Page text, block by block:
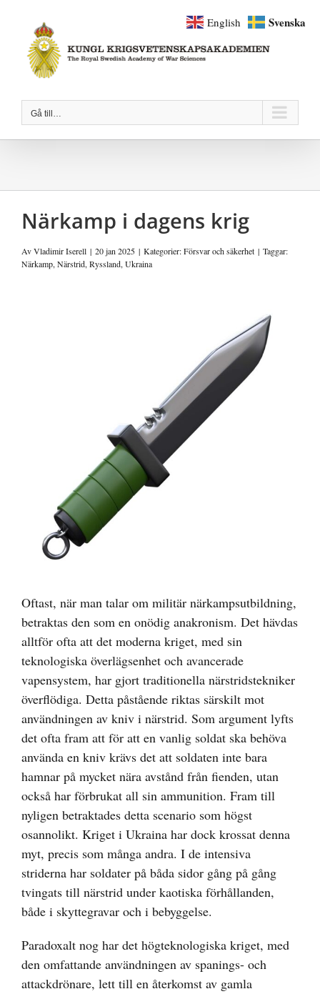
innehållet
Gå till…
Närkamp i dagens krig
AvVladimir Iserell | 20 jan 2025 | Kategorier:Försvar och säkerhet | Taggar:
Närkamp,Närstrid,Ryssland,Ukraina
Oftast, när man talar om militär närkampsutbildning,
betraktas den som en onödig anakronism. Det hävdas
alltför ofta att det moderna kriget, med sin
teknologiska överlägsenhet och avancerade
vapensystem, har gjort traditionella närstridstekniker
överflödiga. Detta påstående riktas särskilt mot
användningen av kniv i närstrid. Som argument lyfts
det ofta fram att för att en vanlig soldat ska behöva
använda en kniv krävs det att soldaten inte bara
hamnar på mycket nära avstånd från fienden, utan
också har förbrukat all sin ammunition. Fram till
nyligen betraktades detta scenario som högst
osannolikt. Kriget i Ukraina har dock krossat denna
myt, precis som många andra. I de intensiva
striderna har soldater på båda sidor gång på gång
tvingats till närstrid under kaotiska förhållanden,
både i skyttegravar och i bebyggelse.
Paradoxalt nog har det högteknologiska kriget, med
den omfattande användningen av spanings- och
attackdrönare, lett till en återkomst av gamla
English Svenska